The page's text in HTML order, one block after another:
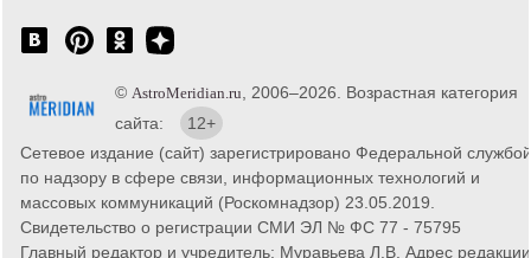
© AstroMeridian.ru , 2006–2026. Возрастная категория
сайта:
12+
Сетевое издание (сайт) зарегистрировано Федеральной службой
по надзору в сфере связи, информационных технологий и
массовых коммуникаций (Роскомнадзор) 23.05.2019.
Свидетельство о регистрации СМИ ЭЛ № ФС 77 - 75795
Главный редактор и учредитель: Муравьева Л.В. Адрес